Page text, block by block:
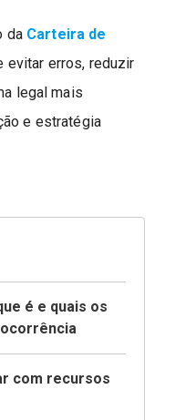
da Carteira de
evitar erros, reduzir
legal mais
e estratégia
é e quais os
com recursos